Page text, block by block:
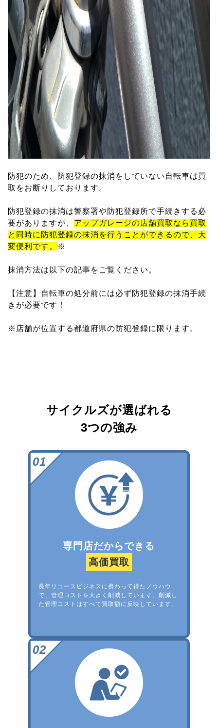
防犯のため、防犯登録の抹消をしていない自転車は買
取をお断りしております。
防犯登録の抹消は警察署や防犯登録所で手続きする必
要がありますが、 アップガレージの店舗買取なら買取
と同時に防犯登録の抹消を行うことができるので、大
変便利です。
※
抹消方法は以下の記事をご覧ください。
【注意】自転車の処分前には必ず防犯登録の抹消手続
きが必要です！
※店舗が位置する都道府県の防犯登録に限ります。
サイクルズが選ばれる
3つの強み
専門店だからできる
高価買取
長年リユースビジネスに携わって得たノウハウ
で、管理コストを大きく削減しています。削減し
た管理コストはすべて買取額に反映しています。